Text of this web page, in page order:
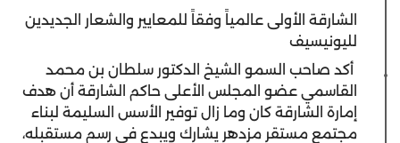
الشارقة الأولى عالمياً وفقاً للمعايير والشعار الجديدين
لليونيسيف
أكد صاحب السمو الشيخ الدكتور سلطان بن محمد
القاسمي عضو المجلس الأعلى حاكم الشارقة أن هدف
إمارة الشارقة كان وما زال توفير الأسس السليمة لبناء
مجتمعٍ مستقرٍ مزدهر يشارك ويبدع في رسم مستقبله،